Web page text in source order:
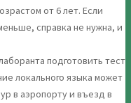
от 6 лет. Если
справка не нужна, и
подготовить тест
локального языка может
в аэропорту и въезд в